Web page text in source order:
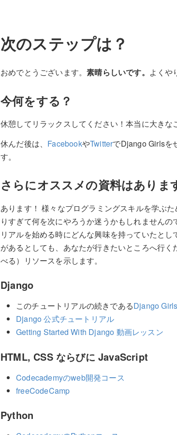
次のステップは？
おめでとうございます。素晴らしいです。 よくや
今何をする？
休憩してリラックスしてください！本当に大きな
休んだ後は、 FacebookやTwitterでDjango Girlsを
す。
さらにオススメの資料はありま
あります！ 様々なプログラミングスキルを学ぶた
りすぎて何を次にやろうか迷うかもしれません
リアルを始める時にどんな興味を持っていたと
があるとしても、あなたが行きたいところへ行
べる）リソースを示します。
Django
このチュートリアルの続きであるDjango
Django 公式チュートリアル
Getting Started With Django 動画レッスン
HTML, CSS ならびに JavaScript
Codecademyのweb開発コース
freeCodeCamp
Python